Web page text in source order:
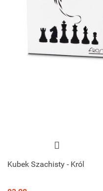
Kubek Szachisty - Król